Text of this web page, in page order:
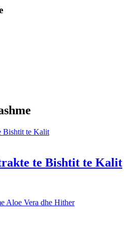
te Bishtit te Kalit